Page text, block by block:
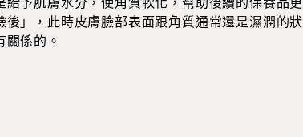
」，此時皮膚臉部表面跟角質通常還是濕潤的狀
係的。